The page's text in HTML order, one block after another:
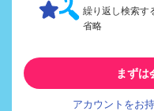
繰り返し検索す
省略
まずは
アカウントをお